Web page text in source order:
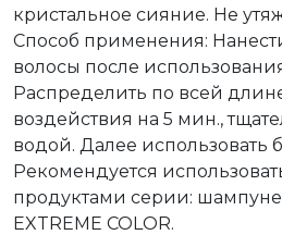
кристальное сияние. Не
Способ применения:
волосы после
Распределить по всей
воздействия на 5 мин.,
водой. Далее использовать
Рекомендуется
продуктами серии:
EXTREME COLOR.